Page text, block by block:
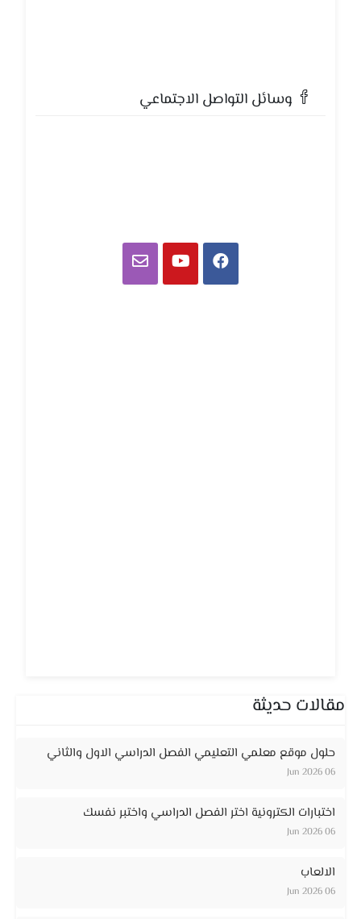
وسائل التواصل الاجتماعي
مقالات حديثة
حلول موقع معلمي التعليمي الفصل الدراسي الاول والثاني
06 Jun 2026
اختبارات الكترونية اختر الفصل الدراسي واختبر نفسك
06 Jun 2026
الالعاب
06 Jun 2026